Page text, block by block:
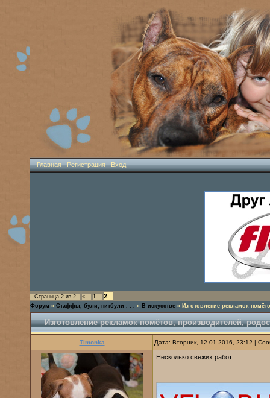
Главная|Регистрация|Вход
Страница 2 из 2 « 1 2
Форум » Стаффы, були, питбули . . . » В искусстве » Изготовление рекламок
Изготовление рекламок помётов, производителей,
Timonka Дата: Вторник, 12.01.2016, 23:12 |
Несколько свежих работ: